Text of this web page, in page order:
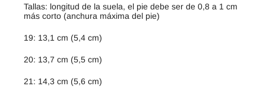
Tallas: longitud de la suela, el pie debe ser de 0,8 a 1 cm
más corto (anchura máxima del pie)
19: 13,1 cm (5,4 cm)
20: 13,7 cm (5,5 cm)
21: 14,3 cm (5,6 cm)